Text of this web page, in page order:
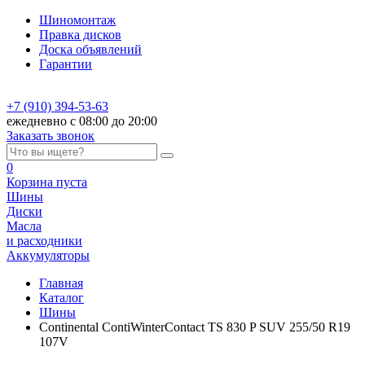
Шиномонтаж
Правка дисков
Доска объявлений
Гарантии
+7 (910) 394-53-63
ежедневно с 08:00 до 20:00
Заказать звонок
0
Корзина пуста
Шины
Диски
Масла
и расходники
Аккумуляторы
Главная
Каталог
Шины
Continental ContiWinterContact TS 830 P SUV 255/50 R19
107V